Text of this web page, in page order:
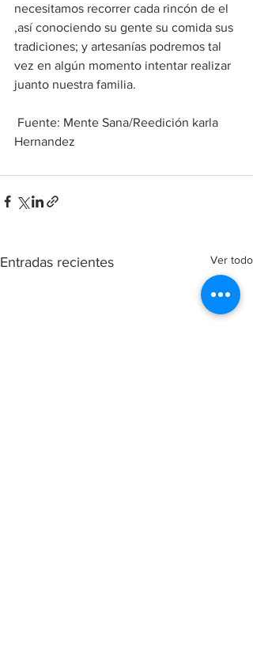
necesitamos recorrer cada rincón de el
,así conociendo su gente su comida sus
tradiciones; y artesanías podremos tal
vez en algún momento intentar realizar
juanto nuestra familia.
Hernandez
Entradas recientes Ver todo